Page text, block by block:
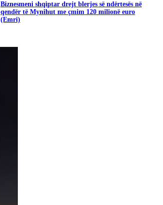
Biznesmeni shqiptar drejt blerjes së ndërtesës në
qendër të Mynihut me çmim 120 milionë euro
(Emri)